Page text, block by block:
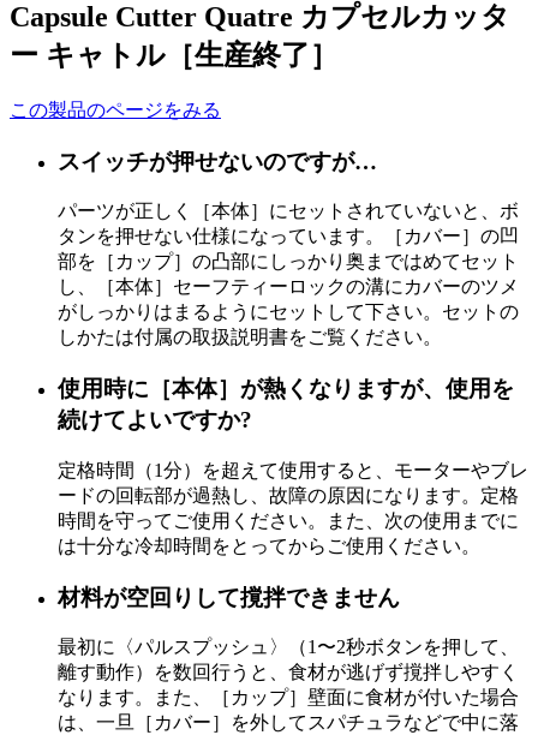
Capsule Cutter Quatre カプセルカッタ
ー キャトル［生産終了］
この製品のページをみる
スイッチが押せないのですが…
パーツが正しく［本体］にセットされていないと、ボ
タンを押せない仕様になっています。［カバー］の凹
部を［カップ］の凸部にしっかり奥まではめてセット
し、［本体］セーフティーロックの溝にカバーのツメ
がしっかりはまるようにセットして下さい。セットの
しかたは付属の取扱説明書をご覧ください。
使用時に［本体］が熱くなりますが、使用を
続けてよいですか?
定格時間（1分）を超えて使用すると、モーターやブレ
ードの回転部が過熱し、故障の原因になります。定格
時間を守ってご使用ください。また、次の使用までに
は十分な冷却時間をとってからご使用ください。
材料が空回りして撹拌できません
最初に〈パルスプッシュ〉（1〜2秒ボタンを押して、
離す動作）を数回行うと、食材が逃げず撹拌しやすく
なります。また、［カップ］壁面に食材が付いた場合
は、一旦［カバー］を外してスパチュラなどで中に落